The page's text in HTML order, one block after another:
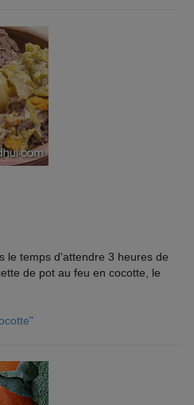
le temps d'attendre 3 heures de
de pot au feu en cocotte, le